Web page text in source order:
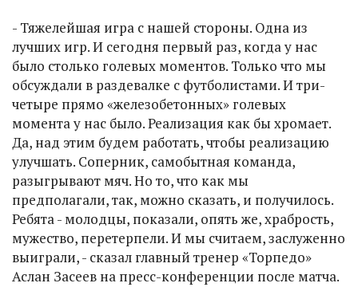
- Тяжелейшая игра с нашей стороны. Одна из
лучших игр. И сегодня первый раз, когда у нас
было столько голевых моментов. Только что мы
обсуждали в раздевалке с футболистами. И три-
четыре прямо «железобетонных» голевых
момента у нас было. Реализация как бы хромает.
Да, над этим будем работать, чтобы реализацию
улучшать. Соперник, самобытная команда,
разыгрывают мяч. Но то, что как мы
предполагали, так, можно сказать, и получилось.
Ребята - молодцы, показали, опять же, храбрость,
мужество, перетерпели. И мы считаем, заслуженно
выиграли, - сказал главный тренер «Торпедо»
Аслан Засеев на пресс-конференции после матча.